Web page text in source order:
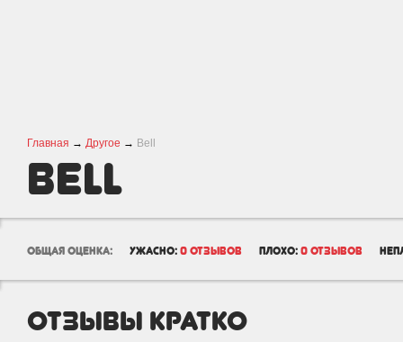
Главная → Другое → Bell
Bell
общая оценка: ужасно: 0 отзывов плохо: 0 отзывов
отзывы кратко